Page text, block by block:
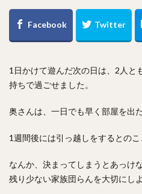
1日かけて遊んだ次の日は、2人と
持ちで過ごせました。
奥さんは、一日でも早く部屋を出
1週間後には引っ越しをするとのこ
なんか、決まってしまうとあっけ
残り少ない家族団らんを大切にし